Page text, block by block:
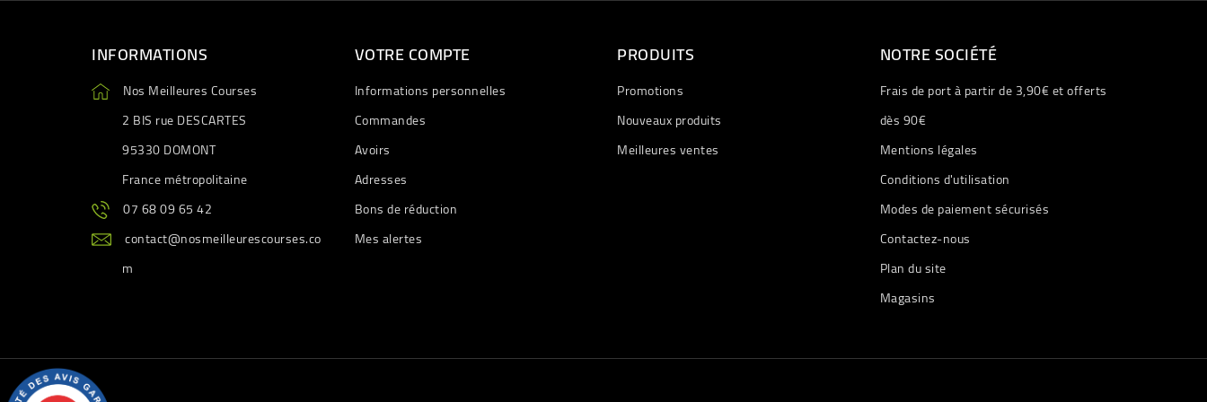
INFORMATIONS
Nos Meilleures Courses
2 BIS rue DESCARTES
95330 DOMONT
France métropolitaine
07 68 09 65 42
contact@nosmeilleurescourses.co
m
VOTRE COMPTE
Informations personnelles
Commandes
Avoirs
Adresses
Bons de réduction
Mes alertes
PRODUITS
Promotions
Nouveaux produits
Meilleures ventes
NOTRE SOCIÉTÉ
Frais de port à partir de 3,90€ et offerts
dès 90€
Mentions légales
Conditions d'utilisation
Modes de paiement sécurisés
Contactez-nous
Plan du site
Magasins